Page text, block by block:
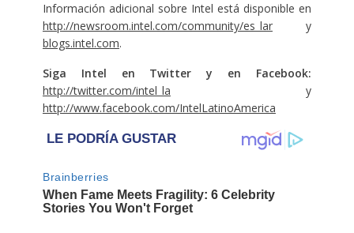
Información adicional sobre Intel está disponible en
http://newsroom.intel.com/community/es_lary
blogs.intel.com.
Siga Intel en Twitter y en Facebook:
http://twitter.com/intel_la y
http://www.facebook.com/IntelLatinoAmerica